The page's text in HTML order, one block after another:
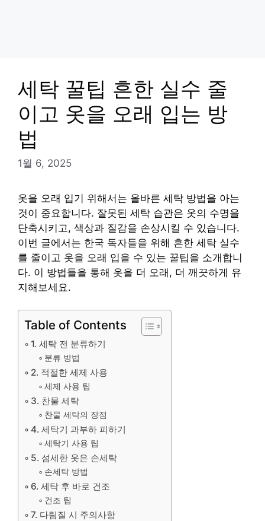
세탁 꿀팁 흔한 실수 줄
이고 옷을 오래 입는 방
법
1월 6, 2025
옷을 오래 입기 위해서는 올바른 세탁 방법을 아는
것이 중요합니다. 잘못된 세탁 습관은 옷의 수명을
단축시키고, 색상과 질감을 손상시킬 수 있습니다.
이번 글에서는 한국 독자들을 위해 흔한 세탁 실수
를 줄이고 옷을 오래 입을 수 있는 꿀팁을 소개합니
다. 이 방법들을 통해 옷을 더 오래, 더 깨끗하게 유
지해보세요.
Table of Contents
1. 세탁 전 분류하기
분류 방법
2. 적절한 세제 사용
세제 사용 팁
3. 찬물 세탁
찬물 세탁의 장점
4. 세탁기 과부하 피하기
세탁기 사용 팁
5. 섬세한 옷은 손세탁
손세탁 방법
6. 세탁 후 바로 건조
건조 팁
7. 다림질 시 주의사항